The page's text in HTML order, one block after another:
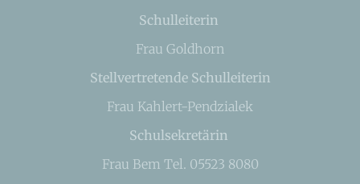
Schulleiterin
Frau Goldhorn
Stellvertretende Schulleiterin
Frau Kahlert-Pendzialek
Schulsekretärin
Frau Bem Tel. 05523 8080